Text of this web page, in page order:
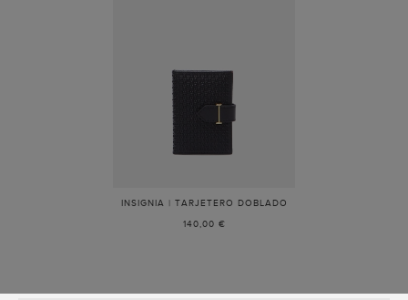
INSIGNIA | TARJETERO DOBLADO
140,00 €